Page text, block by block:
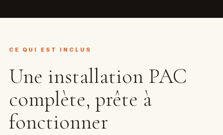
CE QUI EST INCLUS
Une installation PAC
complète, prête à
fonctionner